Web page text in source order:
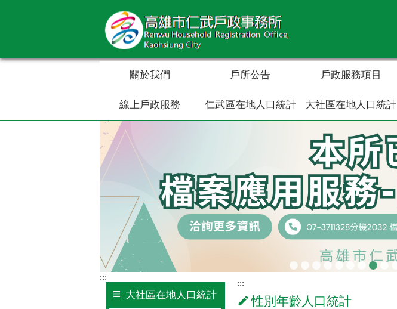
關於我們 戶所公告 戶政服務項目
線上戶政服務 仁武區在地人口統計 大社區在地人口統計
:::
大社區在地人口統計
:::
性別年齡人口統計